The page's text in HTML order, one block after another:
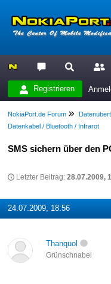
Registrieren
NokiaPort.de Forum
Datenkabel / Bluetooth / Infrarot
SMS sichern über den
Letzter Beitrag:28.07.2009,
24.07.2009, 18:56
Thanquol
Grünschnabel